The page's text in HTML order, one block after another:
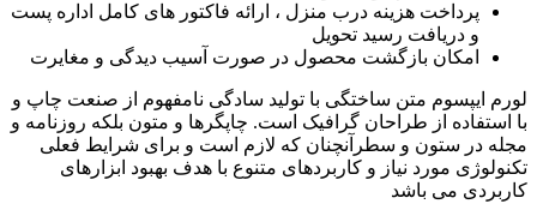
پرداخت هزینه درب منزل ، ارائه فاکتور های کامل اداره پست
و دریافت رسید تحویل
امکان بازگشت محصول در صورت آسیب دیدگی و مغایرت
لورم ایپسوم متن ساختگی با تولید سادگی نامفهوم از صنعت چاپ و
با استفاده از طراحان گرافیک است. چاپگرها و متون بلکه روزنامه و
مجله در ستون و سطرآنچنان که لازم است و برای شرایط فعلی
تکنولوژی مورد نیاز و کاربردهای متنوع با هدف بهبود ابزارهای
کاربردی می باشد